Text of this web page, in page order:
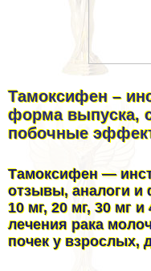
Тамоксифен –
форма выпуска,
побочные
Тамоксифен —
отзывы, аналоги и
10 мг, 20 мг, 30 мг
лечения paка
почек у взрослых,